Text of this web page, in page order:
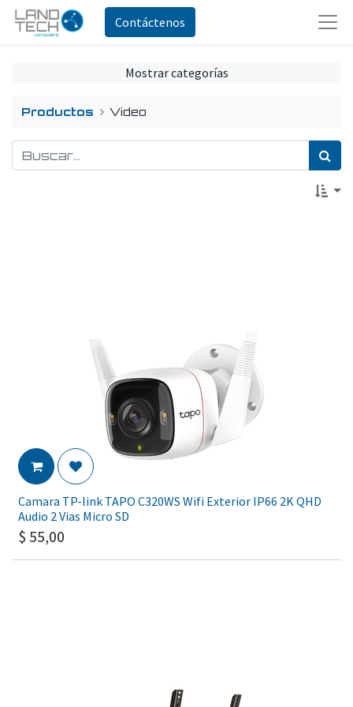
Contáctenos
Mostrar categorías
Productos Video
Camara TP-link TAPO C320WS Wifi Exterior IP66 2K QHD
Audio 2 Vias Micro SD
$ 55,00